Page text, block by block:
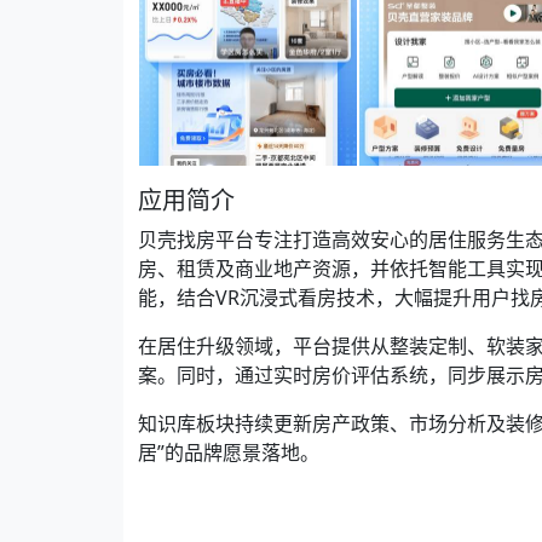
应用简介
贝壳找房平台专注打造高效安心的居住服务生
房、租赁及商业地产资源，并依托智能工具实
能，结合VR沉浸式看房技术，大幅提升用户找
在居住升级领域，平台提供从整装定制、软装
案。同时，通过实时房价评估系统，同步展示
知识库板块持续更新房产政策、市场分析及装
居”的品牌愿景落地。